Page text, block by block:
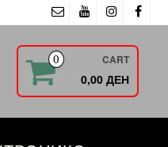
0 CART
0,00 ДЕН